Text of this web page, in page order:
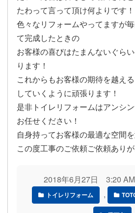
たわって言って頂け何よりです！
色々なリフォームやってますが
て完成したときの
お客様の喜びはたまんないぐら
ります！
これからもお客様の期待を越え
していくように頑張ります！
是非トイレリフォームはアンシ
お任せください！
自身持ってお客様の最適な空間
この度工事のご依頼ご依頼あり
2018年6月27日 3:20
トイレリフォーム ,